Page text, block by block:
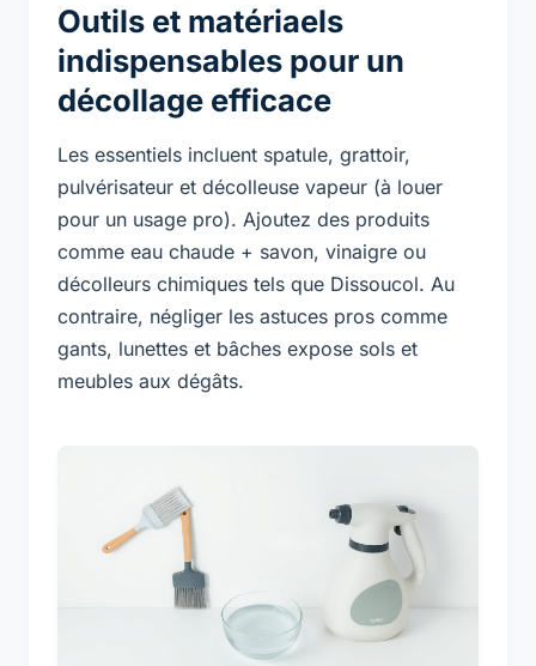
Outils et matériaels
indispensables pour un
décollage efficace
Les essentiels incluent spatule, grattoir,
pulvérisateur et décolleuse vapeur (à louer
pour un usage pro). Ajoutez des produits
comme eau chaude + savon, vinaigre ou
décolleurs chimiques tels que Dissoucol. Au
contraire, négliger les astuces pros comme
gants, lunettes et bâches expose sols et
meubles aux dégâts.